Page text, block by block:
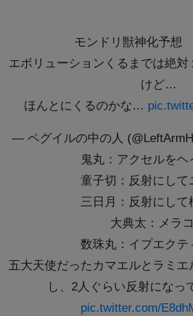
モンドリ獣神化予想
エボリューションくるまでは絶
けど…
ほんとにくるのかな…
— ペグイルの中の人
鬼丸：アクセルをヘ
童子切：反射にして
三日月：反射にして
大典太：メラ
数珠丸：イプエクテ
五大天使だったカマエルとラミ
し、2人ぐらい反射になっ
pic.twitter.com/